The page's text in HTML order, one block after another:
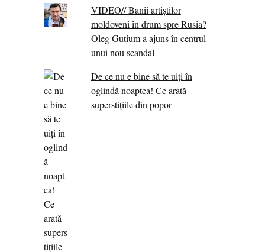
VIDEO// Banii artiștilor
moldoveni în drum spre Rusia?
Oleg Gutium a ajuns în centrul
unui nou scandal
De ce nu e bine să te uiți în
oglindă noaptea! Ce arată
superstițiile din popor